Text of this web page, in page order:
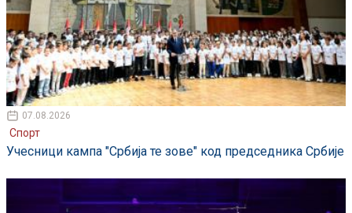
07.08.2026
Спорт
Учесници кампа "Србија те зове" код председника Србије